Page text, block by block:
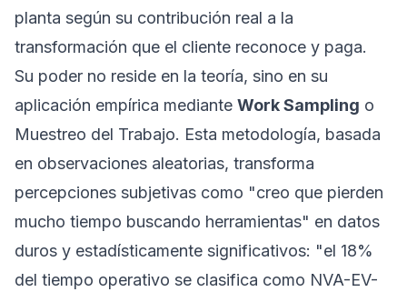
planta según su contribución real a la
transformación que el cliente reconoce y paga.
Su poder no reside en la teoría, sino en su
aplicación empírica mediante Work Sampling o
Muestreo del Trabajo. Esta metodología, basada
en observaciones aleatorias, transforma
percepciones subjetivas como "creo que pierden
mucho tiempo buscando herramientas" en datos
duros y estadísticamente significativos: "el 18%
del tiempo operativo se clasifica como NVA-EV-